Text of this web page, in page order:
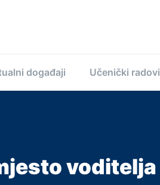
događaji Učenički radovi
voditelja